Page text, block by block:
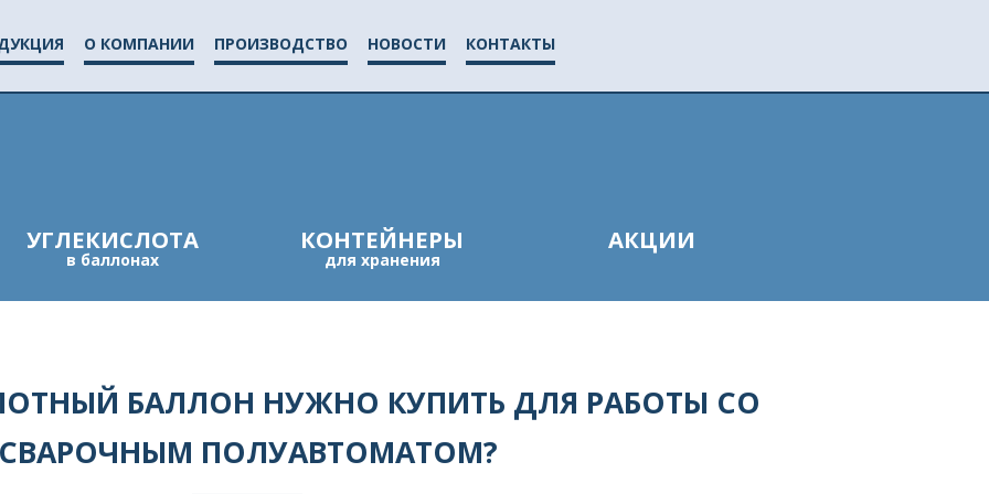
О КОМПАНИИ ПРОИЗВОДСТВО НОВОСТИ КОНТАКТЫ
УГЛЕКИСЛОТА
в баллонах
КОНТЕЙНЕРЫ
для хранения
АКЦИИ
БАЛЛОН НУЖНО КУПИТЬ ДЛЯ РАБОТЫ СО
СВАРОЧНЫМ ПОЛУАВТОМАТОМ?